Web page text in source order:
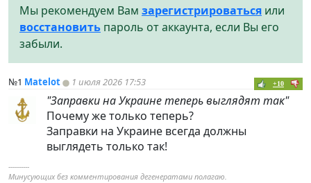
Мы рекомендуем Вам зарегистрироваться или
восстановить пароль от аккаунта, если Вы его
забыли.
№1 Matelot 1 июля 2026 17:53 +10
"Заправки на Украине теперь выглядят так"
Почему же только теперь?
Заправки на Украине всегда должны
выглядеть только так!
----------
Минусующих без комментирования дегенератами полагаю.